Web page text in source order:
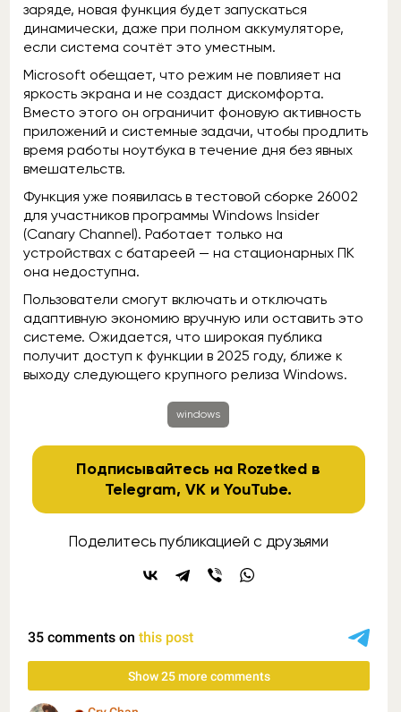
заряде, новая функция будет запускаться
динамически, даже при полном аккумуляторе,
если система сочтёт это уместным.
Microsoft обещает, что режим не повлияет на
яркость экрана и не создаст дискомфорта.
Вместо этого он ограничит фоновую активность
приложений и системные задачи, чтобы продлить
время работы ноутбука в течение дня без явных
вмешательств.
Функция уже появилась в тестовой сборке 26002
для участников программы Windows Insider
(Canary Channel). Работает только на
устройствах с батареей — на стационарных ПК
она недоступна.
Пользователи смогут включать и отключать
адаптивную экономию вручную или оставить это
системе. Ожидается, что широкая публика
получит доступ к функции в 2025 году, ближе к
выходу следующего крупного релиза Windows.
windows
Подписывайтесь на Rozetked в
Telegram,VK иYouTube.
Поделитесь публикацией с друзьями